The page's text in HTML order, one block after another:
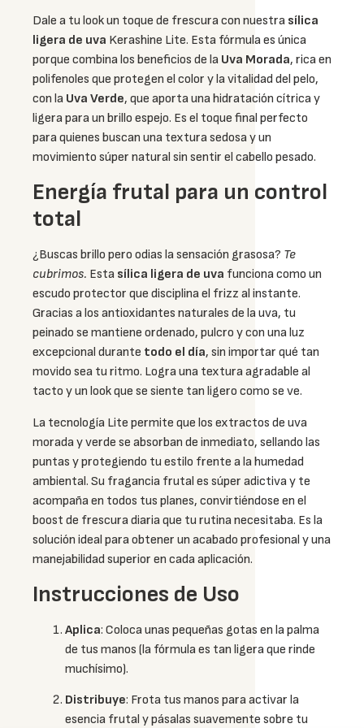
Dale a tu look un toque de frescura con nuestra sílica
ligera de uva Kerashine Lite. Esta fórmula es única
porque combina los beneficios de la Uva Morada, rica en
polifenoles que protegen el color y la vitalidad del pelo,
con la Uva Verde, que aporta una hidratación cítrica y
ligera para un brillo espejo. Es el toque final perfecto
para quienes buscan una textura sedosa y un
movimiento súper natural sin sentir el cabello pesado.
Energía frutal para un control
total
¿Buscas brillo pero odias la sensación grasosa? Te
cubrimos. Esta sílica ligera de uva funciona como un
escudo protector que disciplina el frizz al instante.
Gracias a los antioxidantes naturales de la uva, tu
peinado se mantiene ordenado, pulcro y con una luz
excepcional durante todo el día, sin importar qué tan
movido sea tu ritmo. Logra una textura agradable al
tacto y un look que se siente tan ligero como se ve.
La tecnología Lite permite que los extractos de uva
morada y verde se absorban de inmediato, sellando las
puntas y protegiendo tu estilo frente a la humedad
ambiental. Su fragancia frutal es súper adictiva y te
acompaña en todos tus planes, convirtiéndose en el
boost de frescura diaria que tu rutina necesitaba. Es la
solución ideal para obtener un acabado profesional y una
manejabilidad superior en cada aplicación.
Instrucciones de Uso
Aplica: Coloca unas pequeñas gotas en la palma
de tus manos (la fórmula es tan ligera que rinde
muchísimo).
Distribuye: Frota tus manos para activar la
esencia frutal y pásalas suavemente sobre tu